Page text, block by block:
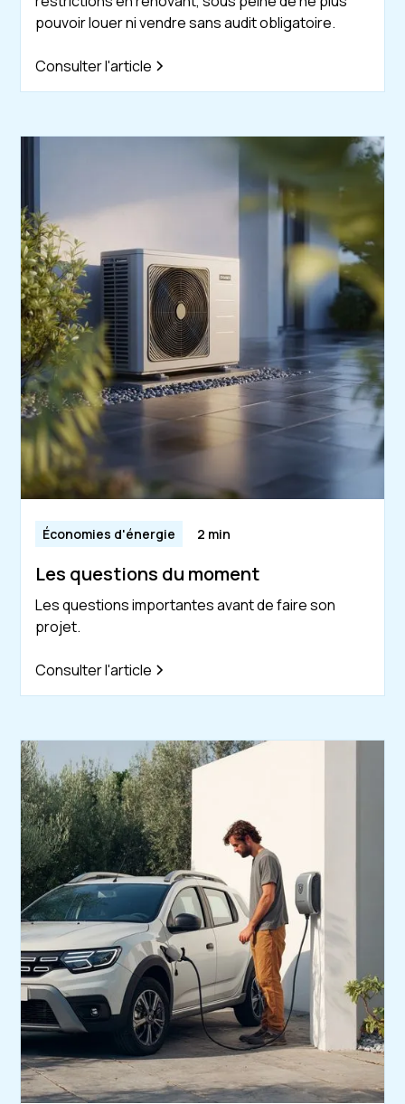
pouvoir louer ni vendre sans audit obligatoire.
Consulter l'article
Économies d'énergie 2 min
Les questions du moment
Les questions importantes avant de faire son
projet.
Consulter l'article